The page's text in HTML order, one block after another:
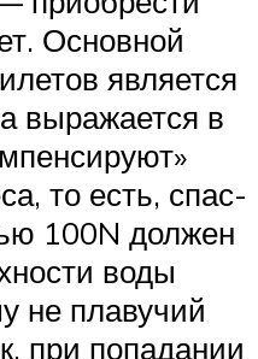
Основной
является
выражается в
то есть, спас-
100N должен
воды
не плавучий
при попадании